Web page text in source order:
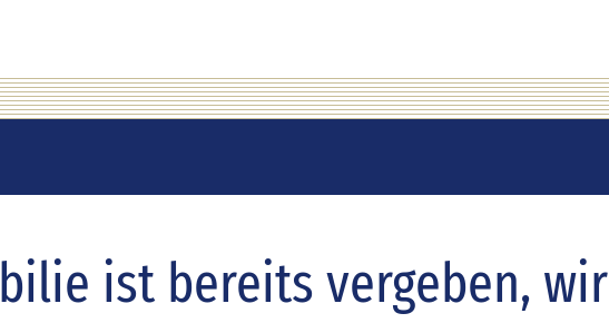
ist bereits vergeben, wir